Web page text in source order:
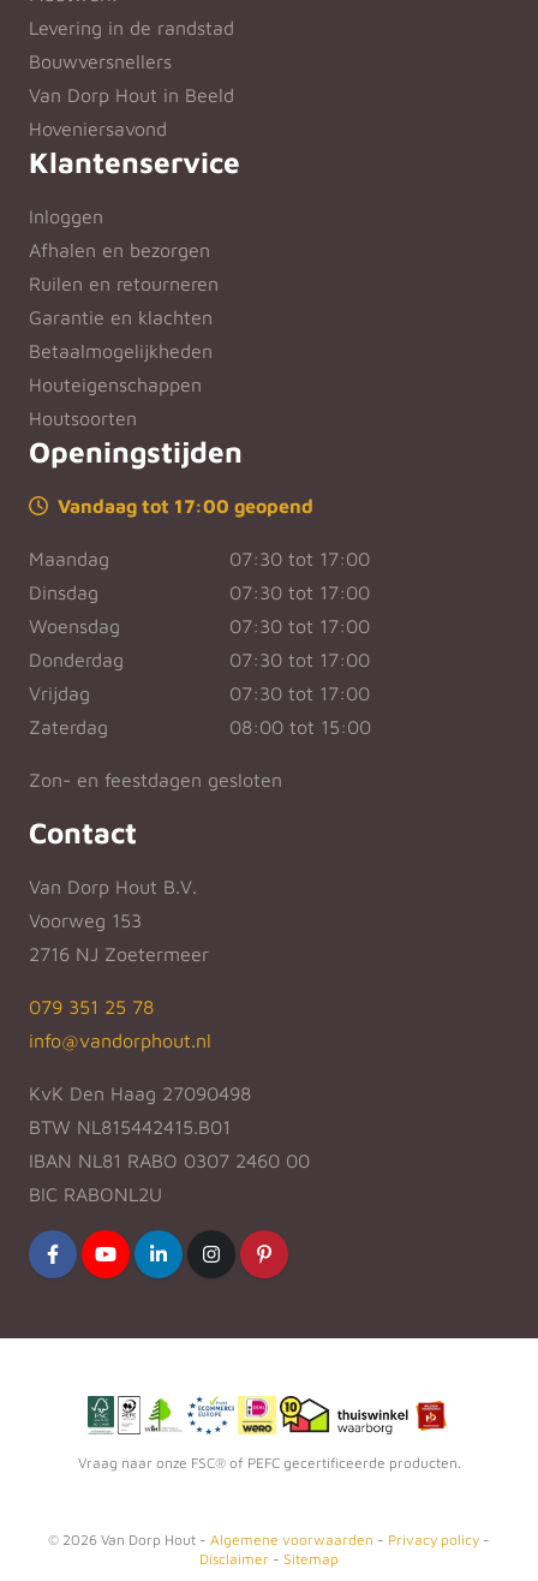
Levering in de randstad
Bouwversnellers
Van Dorp Hout in Beeld
Hoveniersavond
Klantenservice
Inloggen
Afhalen en bezorgen
Ruilen en retourneren
Garantie en klachten
Betaalmogelijkheden
Houteigenschappen
Houtsoorten
Openingstijden
Vandaag tot 17:00 geopend
Maandag
07:30 tot 17:00
Dinsdag
07:30 tot 17:00
Woensdag
07:30 tot 17:00
Donderdag
07:30 tot 17:00
Vrijdag
07:30 tot 17:00
Zaterdag
08:00 tot 15:00
Zon- en feestdagen gesloten
Contact
Van Dorp Hout B.V.
Voorweg 153
2716 NJ Zoetermeer
079 351 25 78
info@vandorphout.nl
KvK Den Haag 27090498
BTW NL815442415.B01
IBAN NL81 RABO 0307 2460 00
BIC RABONL2U
Vraag naar onze FSC® of PEFC gecertificeerde producten.
© 2026 Van Dorp Hout - Algemene voorwaarden - Privacy policy -
Disclaimer - Sitemap